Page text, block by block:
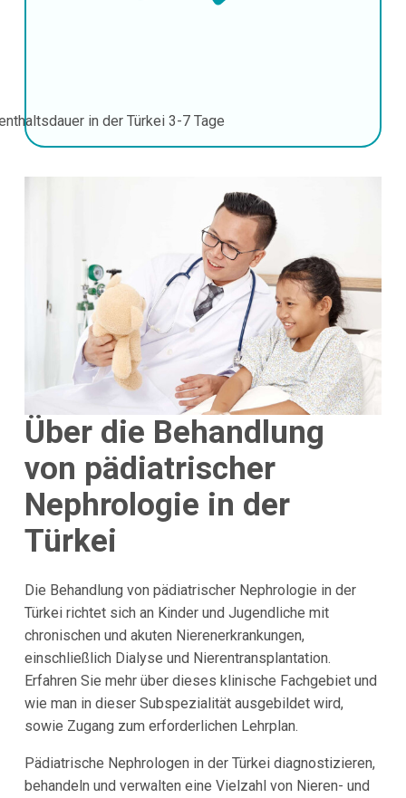
in der Türkei 3-7 Tage
Über die Behandlung
von pädiatrischer
Nephrologie in der
Türkei
Die Behandlung von pädiatrischer Nephrologie in der
Türkei richtet sich an Kinder und Jugendliche mit
chronischen und akuten Nierenerkrankungen,
einschließlich Dialyse und Nierentransplantation.
Erfahren Sie mehr über dieses klinische Fachgebiet und
wie man in dieser Subspezialität ausgebildet wird,
sowie Zugang zum erforderlichen Lehrplan.
Pädiatrische Nephrologen in der Türkei diagnostizieren,
behandeln und verwalten eine Vielzahl von Nieren- und